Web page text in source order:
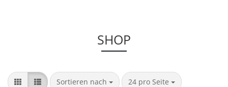
SHOP
Sortieren nach
Sortieren nach 24 pro Seite
pro Seite